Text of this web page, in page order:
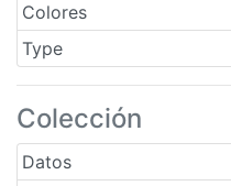
Colores
Type
Colección
Datos